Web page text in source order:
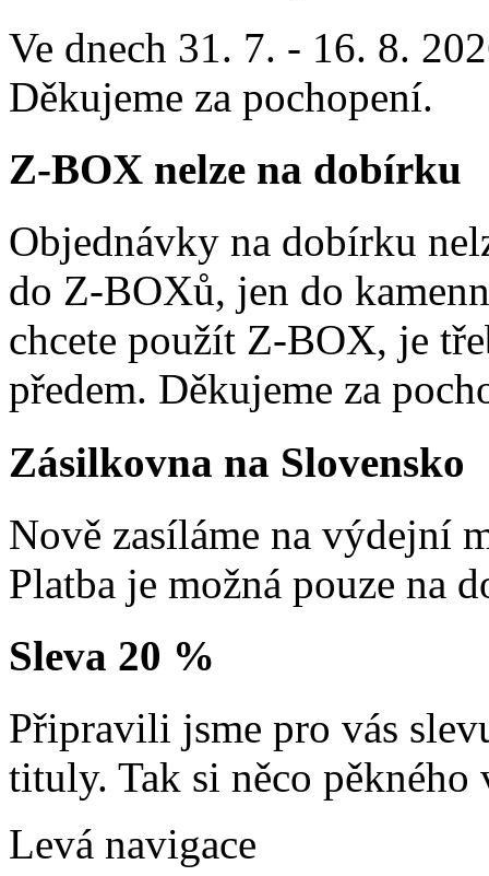
Ve dnech 31. 7. - 16. 8.
Děkujeme za pochopení.
Z-BOX nelze na dobírku
Objednávky na dobírku
do Z-BOXů, jen do
chcete použít Z-BOX, je
předem. Děkujeme za
Zásilkovna na Slovensko
Nově zasíláme na výdejní
Platba je možná pouze na
Sleva 20 %
Připravili jsme pro vás
tituly. Tak si něco pěkného
Levá navigace